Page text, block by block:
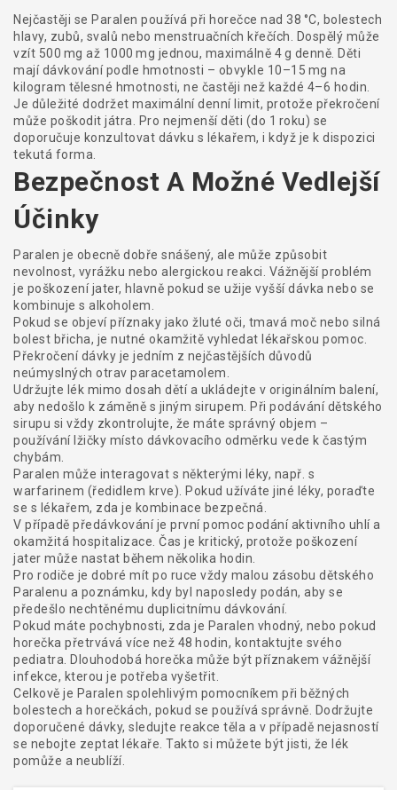
Nejčastěji se Paralen používá při horečce nad 38 °C, bolestech
hlavy, zubů, svalů nebo menstruačních křečích. Dospělý může
vzít 500 mg až 1000 mg jednou, maximálně 4 g denně. Děti
mají dávkování podle hmotnosti – obvykle 10–15 mg na
kilogram tělesné hmotnosti, ne častěji než každé 4–6 hodin.
Je důležité dodržet maximální denní limit, protože překročení
může poškodit játra. Pro nejmenší děti (do 1 roku) se
doporučuje konzultovat dávku s lékařem, i když je k dispozici
tekutá forma.
Bezpečnost A Možné Vedlejší
Účinky
Paralen je obecně dobře snášený, ale může způsobit
nevolnost, vyrážku nebo alergickou reakci. Vážnější problém
je poškození jater, hlavně pokud se užije vyšší dávka nebo se
kombinuje s alkoholem.
Pokud se objeví příznaky jako žluté oči, tmavá moč nebo silná
bolest břicha, je nutné okamžitě vyhledat lékařskou pomoc.
Překročení dávky je jedním z nejčastějších důvodů
neúmyslných otrav paracetamolem.
Udržujte lék mimo dosah dětí a ukládejte v originálním balení,
aby nedošlo k záměně s jiným sirupem. Při podávání dětského
sirupu si vždy zkontrolujte, že máte správný objem –
používání lžičky místo dávkovacího odměrku vede k častým
chybám.
Paralen může interagovat s některými léky, např. s
warfarinem (ředidlem krve). Pokud užíváte jiné léky, poraďte
se s lékařem, zda je kombinace bezpečná.
V případě předávkování je první pomoc podání aktivního uhlí a
okamžitá hospitalizace. Čas je kritický, protože poškození
jater může nastat během několika hodin.
Pro rodiče je dobré mít po ruce vždy malou zásobu dětského
Paralenu a poznámku, kdy byl naposledy podán, aby se
předešlo nechtěnému duplicitnímu dávkování.
Pokud máte pochybnosti, zda je Paralen vhodný, nebo pokud
horečka přetrvává více než 48 hodin, kontaktujte svého
pediatra. Dlouhodobá horečka může být příznakem vážnější
infekce, kterou je potřeba vyšetřit.
Celkově je Paralen spolehlivým pomocníkem při běžných
bolestech a horečkách, pokud se používá správně. Dodržujte
doporučené dávky, sledujte reakce těla a v případě nejasností
se nebojte zeptat lékaře. Takto si můžete být jisti, že lék
pomůže a neublíží.